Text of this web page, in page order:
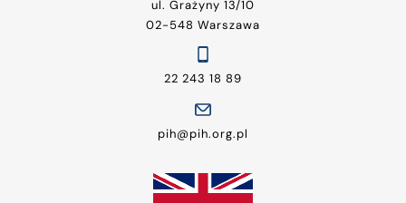
ul. Grażyny 13/10
02-548 Warszawa
22 243 18 89
pih@pih.org.pl